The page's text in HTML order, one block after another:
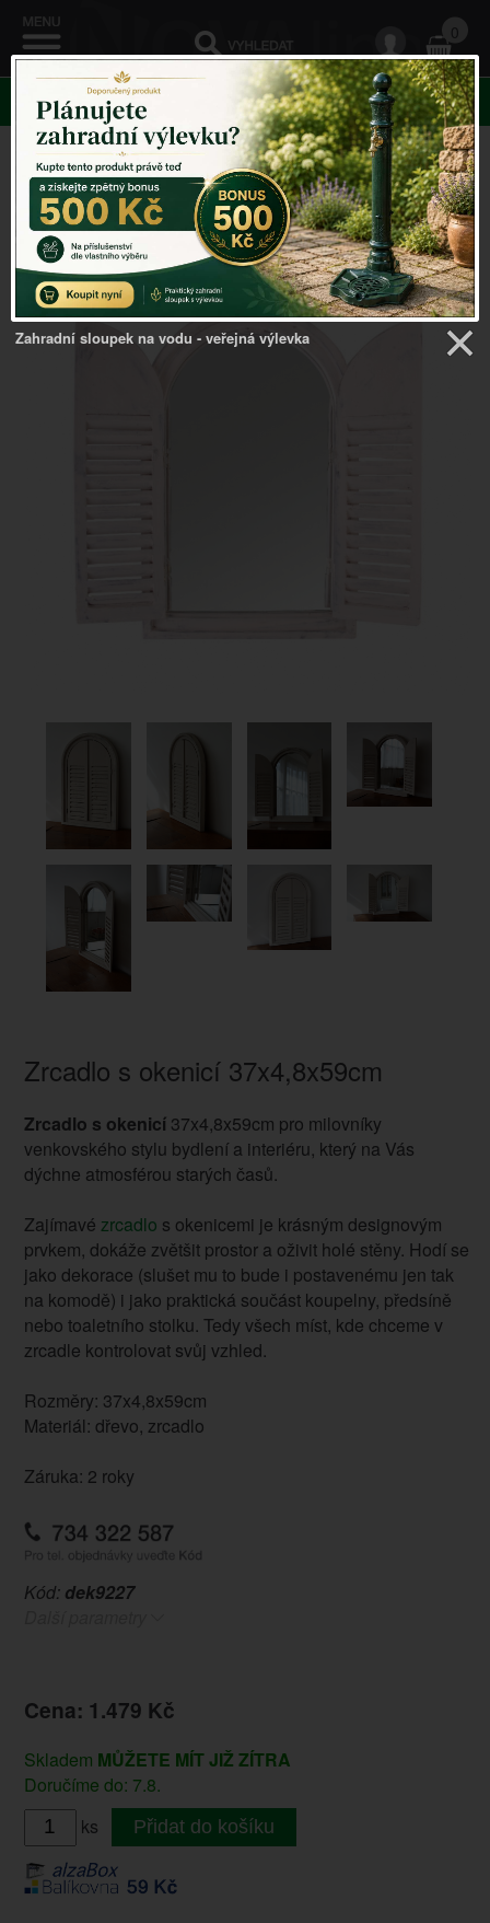
0
KATEGORIE
Venkovský domov ->Zrcadla v rámu, s okenicemi-
>Zrcadlo s okenicí 37x4,8x59cm
Zrcadlo s okenicí 37x4,8x59cm
Zrcadlo s okenicí37x4,8x59cm pro milovníky
venkovského stylu bydlení a interiéru, který na Vás
dýchne atmosférou starých časů.
Zajímavé zrcadlo s okenicemi je krásným designovým
prvkem, dokáže zvětšit prostor a oživit holé stěny. Hodí se
jako dekorace (slušet mu to bude i postavenému jen tak
na komodě) i jako praktická součást koupelny, předsíně
nebo toaletního stolku. Tedy všech míst, kde chceme v
zrcadle kontrolovat svůj vzhled.
Rozměry: 37x4,8x59cm
Materiál: dřevo, zrcadlo
Záruka: 2 roky
Kód: dek9227
Cena: 1.479 Kč
Skladem MŮŽETE MÍT JIŽ ZÍTRA
Doručíme do: 7.8.
ks
Přidat do košíku
Zahradní sloupek na vodu - veřejná výlevka